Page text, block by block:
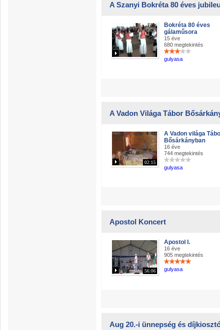
A Szanyi Bokréta 80 éves
Bokréta 80 éves
gálaműsora
15 éve
680 megtekintés
gulyasa
A Vadon Világa Tábor
02:15
A Vadon világa
Bősárkányban
16 éve
744 megtekintés
gulyasa
Apostol Koncert
56:06
Apostol I.
16 éve
905 megtekintés
gulyasa
Aug 20.-i ünnepség és